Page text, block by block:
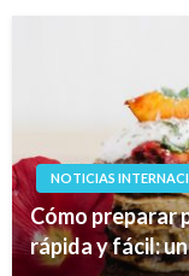
NOTICIAS
Cómo preparar
rápida y fácil: